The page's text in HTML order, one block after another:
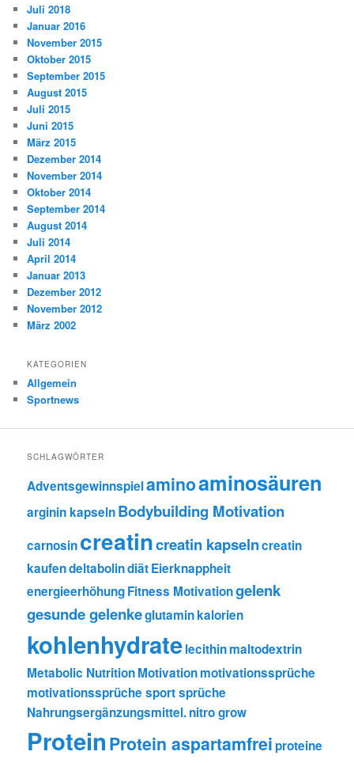
Juli 2018
Januar 2016
November 2015
Oktober 2015
September 2015
August 2015
Juli 2015
Juni 2015
März 2015
Dezember 2014
November 2014
Oktober 2014
September 2014
August 2014
Juli 2014
April 2014
Januar 2013
Dezember 2012
November 2012
März 2002
KATEGORIEN
Allgemein
Sportnews
SCHLAGWÖRTER
Adventsgewinnspielaminoaminosäuren
arginin kapselnBodybuilding Motivation
carnosincreatincreatin kapselncreatin
kaufendeltabolindiätEierknappheit
energieerhöhungFitness Motivationgelenk
gesunde gelenkeglutaminkalorien
kohlenhydratelecithinmaltodextrin
Metabolic NutritionMotivationmotivationssprüche
motivationssprüche sport sprüche
Nahrungsergänzungsmittel.nitro grow
ProteinProtein aspartamfreiproteine